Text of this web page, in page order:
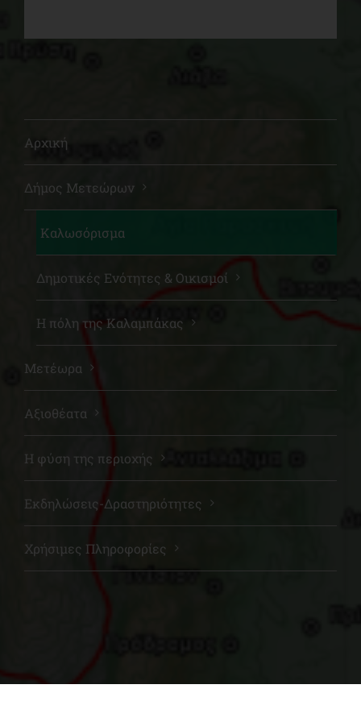
Αρχική
Δήμος Μετεώρων
Καλωσόρισμα
Δημοτικές Ενότητες & Οικισμοί
Η πόλη της Καλαμπάκας
Μετέωρα
Αξιοθέατα
Η φύση της περιοχής
Εκδηλώσεις-Δραστηριότητες
Χρήσιμες Πληροφορίες